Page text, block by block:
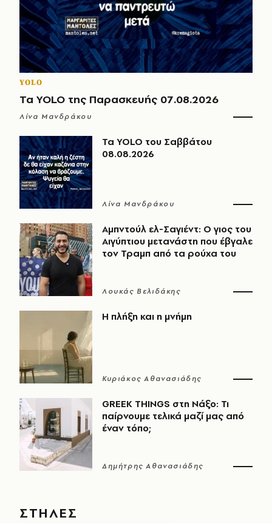
YOLO
Τα YOLO της Παρασκευής 07.08.2026
Λίνα Μανδράκου
Τα YOLO του Σαββάτου
08.08.2026
Λίνα Μανδράκου
Αμπντούλ ελ-Σαγιέντ: Ο γιος του
Αιγύπτιου μετανάστη που έβγαλε
τον Τραμπ από τα ρούχα του
Λουκάς Βελιδάκης
Η πλήξη και η μνήμη
Κυριάκος Αθανασιάδης
GREEK THINGS στη Νάξο: Τι
παίρνουμε τελικά μαζί μας από
έναν τόπο;
Δημήτρης Αθανασιάδης
ΣΤΗΛΕΣ